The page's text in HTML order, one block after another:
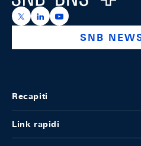
https://x.com/snb_bns
https://https://
SNB
Recapiti
Link rapidi